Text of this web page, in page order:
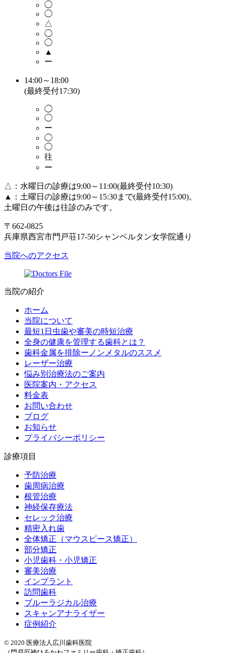
◯
◯
△
◯
◯
▲
ー
14:00～18:00
(最終受付17:30)
◯
◯
ー
◯
◯
往
ー
△：水曜日の診療は9:00～11:00(最終受付10:30)
▲：土曜日の診療は9:00～15:30まで(最終受付15:00)。
土曜日の午後は往診のみです。
〒662-0825
兵庫県西宮市門戸荘17-50シャンベルタン女学院通り
当院へのアクセス
当院の紹介
ホーム
当院について
最短1日虫歯や審美の時短治療
全身の健康を管理する歯科とは？
歯科金属を排除ーノンメタルのススメ
レーザー治療
悩み別治療法のご案内
医院案内・アクセス
料金表
お問い合わせ
ブログ
お知らせ
プライバシーポリシー
診療項目
予防治療
歯周病治療
根管治療
神経保存療法
セレック治療
精密入れ歯
全体矯正（マウスピース矯正）
部分矯正
小児歯科・小児矯正
審美治療
インプラント
訪問歯科
ブルーラジカル治療
スキャンアナライザー
症例紹介
© 2020 医療法人広川歯科医院